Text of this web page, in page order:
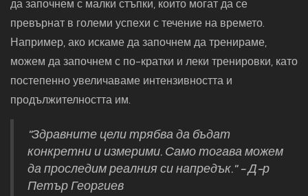
да започнем с малки стъпки, които могат да се
превърнат в големи успехи с течение на времето.
Например, ако искаме да започнем да тренираме,
можем да започнем с по-кратки и леки тренировки, като
постепенно увеличаваме интензивността и
продължителността им.
"Здравните цели трябва да бъдат
конкретни и измерими. Само тогава можем
да проследим реалния си напредък." - Д-р
Петър Георгиев